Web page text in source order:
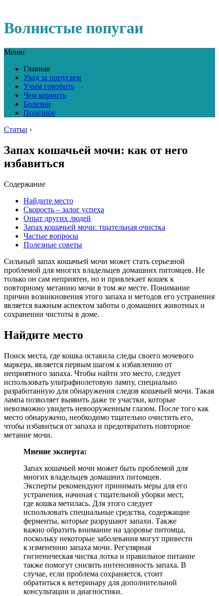
Волнистые попугаи
Меню
Главная
Уход за попугаем
Учим говорить
Чем кормить
Болезни
Полезное
Статьи ›
Запах кошачьей мочи: как от него
избавиться
Содержание
Найдите место
Скорость – залог успеха
Опыт других людей
Запах кошачьей мочи: тщательная очистка
Частые вопросы
Полезные советы
Сильный запах кошачьей мочи может стать серьезной
проблемой для многих владельцев домашних питомцев. Не
только он сам неприятен, но и привлекает кошек к
повторному метанию мочи в том же месте. Понимание
причин возникновения этого запаха и методов его устранения
является важным аспектом заботы о домашних животных и
сохранении чистоты в доме.
Найдите место
Поиск места, где кошка оставила следы своего мочевого
маркера, является первым шагом к избавлению от
неприятного запаха. Чтобы найти это место, следует
использовать ультрафиолетовую лампу, специально
разработанную для обнаружения следов кошачьей мочи. Такая
лампа позволяет выявить даже те участки, которые
невозможно увидеть невооруженным глазом. После того как
место обнаружено, необходимо тщательно очистить его,
чтобы избавиться от запаха и предотвратить повторное
метание мочи.
Мнение эксперта:
Запах кошачьей мочи может быть проблемой для
многих владельцев домашних питомцев.
Эксперты рекомендуют принимать меры для его
устранения, начиная с тщательной уборки мест,
где кошка метилась. Для этого следует
использовать специальные средства, содержащие
ферменты, которые разрушают запахи. Также
важно обратить внимание на здоровье питомца,
поскольку некоторые заболевания могут привести
к изменению запаха мочи. Регулярная
гигиеническая чистка лотка и правильное питание
также помогут снизить интенсивность запаха. В
случае, если проблема сохраняется, стоит
обратиться к ветеринару для дополнительной
консультации и диагностики.